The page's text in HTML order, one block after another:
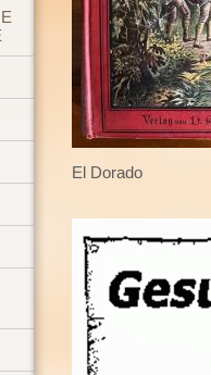
El Dorado